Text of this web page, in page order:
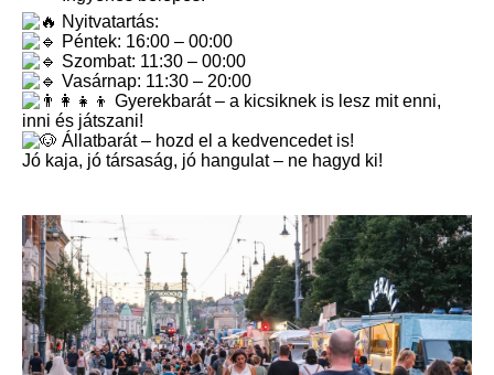
Nyitvatartás:
Péntek: 16:00 – 00:00
Szombat: 11:30 – 00:00
Vasárnap: 11:30 – 20:00
Gyerekbarát – a kicsiknek is lesz mit enni,
inni és játszani!
Állatbarát – hozd el a kedvencedet is!
Jó kaja, jó társaság, jó hangulat – ne hagyd ki!